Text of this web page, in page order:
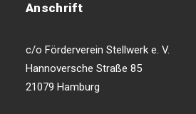
Anschrift
c/o Förderverein Stellwerk e. V.
Hannoversche Straße 85
21079 Hamburg